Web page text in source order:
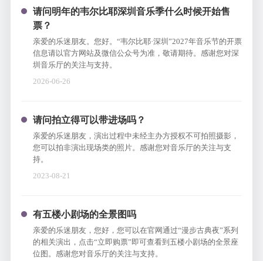
请问明年的韦尔比耶深圳音乐季什么时候开始售
票？
亲爱的乐迷朋友。您好。“韦尔比耶·深圳”2027年音乐节的开票
信息请以官方网站及微信公众号为准，敬请期待。感谢您对深
圳音乐厅的关注与支持。
2026-06-26
请问拍立得可以带进场吗？
亲爱的乐迷朋友，演出过程中未经主办方授权不可拍照摄影，
您可以拍非演出现场类的照片。感谢您对音乐厅的关注与支
持。
2023-08-21
有五楼小剧场的全景图吗
亲爱的乐迷朋友，您好，您可以在官网通过“漫步古典夜”系列
的相关演出，点击“立即购票”即可查看到五楼小剧场的全景座
位图。感谢您对音乐厅的关注与支持。